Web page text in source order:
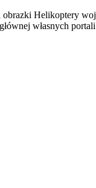
Helikoptery
własnych